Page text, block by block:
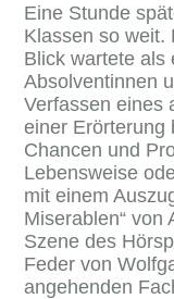
Eine Stunde
Klassen so weit.
Blick wartete als
Absolventinnen
Verfassen eines
einer Erörterung
Chancen und
Lebensweise
mit einem
Miserablen“ von
Szene des
Feder von
angehenden